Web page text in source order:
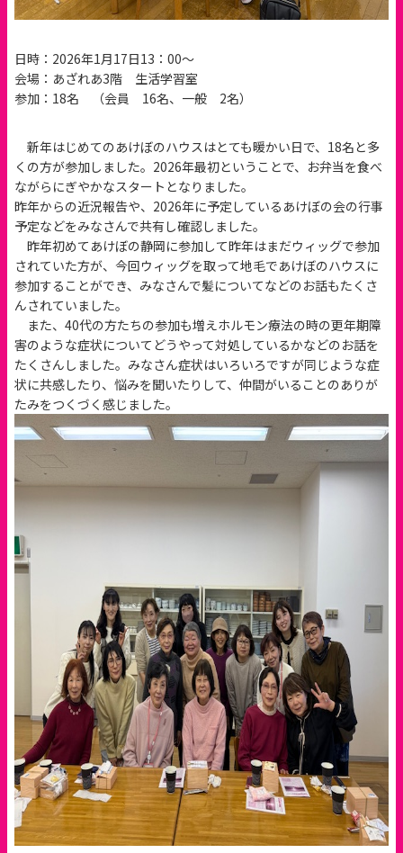
日時：2026年1月17日13：00～
会場：あざれあ3階 生活学習室
参加：18名 （会員 16名、一般 2名）
新年はじめてのあけぼのハウスはとても暖かい日で、18名と多
くの方が参加しました。2026年最初ということで、お弁当を食べ
ながらにぎやかなスタートとなりました。
昨年からの近況報告や、2026年に予定しているあけぼの会の行事
予定などをみなさんで共有し確認しました。
昨年初めてあけぼの静岡に参加して昨年はまだウィッグで参加
されていた方が、今回ウィッグを取って地毛であけぼのハウスに
参加することができ、みなさんで髪についてなどのお話もたくさ
んされていました。
また、40代の方たちの参加も増えホルモン療法の時の更年期障
害のような症状についてどうやって対処しているかなどのお話を
たくさんしました。みなさん症状はいろいろですが同じような症
状に共感したり、悩みを聞いたりして、仲間がいることのありが
たみをつくづく感じました。